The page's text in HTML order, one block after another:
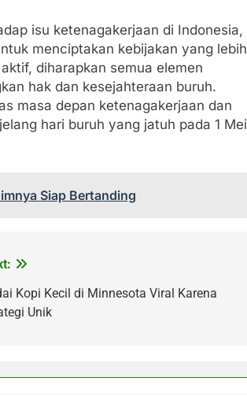
isu ketenagakerjaan di Indonesia,
menciptakan kebijakan yang lebih
diharapkan semua elemen
hak dan kesejahteraan buruh.
masa depan ketenagakerjaan dan
hari buruh yang jatuh pada 1 Mei
Siap Bertanding
Kopi Kecil di Minnesota Viral Karena
Unik